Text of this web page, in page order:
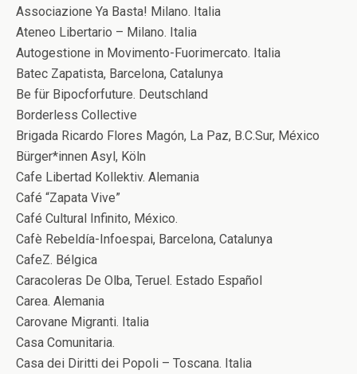
Associazione Ya Basta! Milano. Italia
Ateneo Libertario – Milano. Italia
Autogestione in Movimento-Fuorimercato. Italia
Batec Zapatista, Barcelona, Catalunya
Be für Bipocforfuture. Deutschland
Borderless Collective
Brigada Ricardo Flores Magón, La Paz, B.C.Sur, México
Bürger*innen Asyl, Köln
Cafe Libertad Kollektiv. Alemania
Café “Zapata Vive”
Café Cultural Infinito, México.
Cafè Rebeldía-Infoespai, Barcelona, Catalunya
CafeZ. Bélgica
Caracoleras De Olba, Teruel. Estado Español
Carea. Alemania
Carovane Migranti. Italia
Casa Comunitaria.
Casa dei Diritti dei Popoli – Toscana. Italia